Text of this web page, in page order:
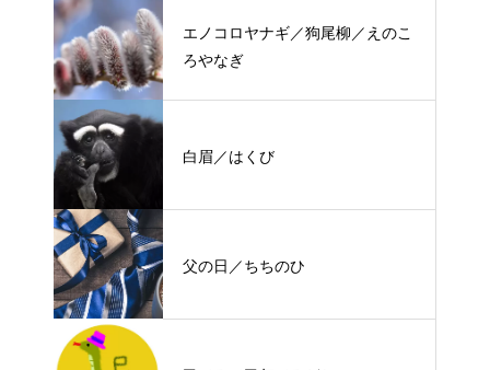
エノコロヤナギ／狗尾柳／えのこ
ろやなぎ
白眉／はくび
父の日／ちちのひ